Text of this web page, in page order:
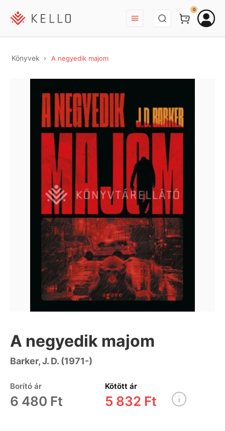
BEJELENTKEZÉS
0
Könyvek A negyedik majom
A negyedik majom
Barker, J. D. (1971-)
Borító ár
6 480 Ft
Kötött ár
5 832 Ft